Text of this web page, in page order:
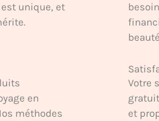
unique, et
en
méthodes
Votre
et